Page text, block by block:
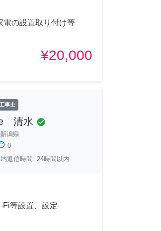
電の設置取り付け等
¥20,000
事士
清水 check_circle
新潟県
0
返信時間: 24時間以内
Fi等設置、設定